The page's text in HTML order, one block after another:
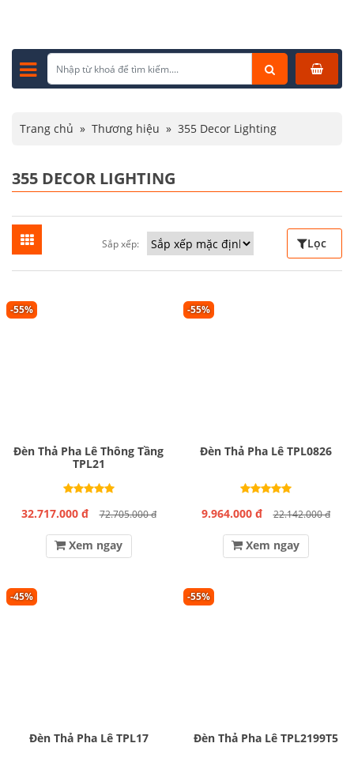
Trang chủ » Thương hiệu » 355 Decor Lighting
355 DECOR LIGHTING
Sắp xếp: Lọc
-55%
Đèn Thả Pha Lê Thông Tầng
TPL21
32.717.000 đ 72.705.000 đ
Xem ngay
-55%
Đèn Thả Pha Lê TPL0826
9.964.000 đ 22.142.000 đ
Xem ngay
-45%
Đèn Thả Pha Lê TPL17
-55%
Đèn Thả Pha Lê TPL2199T5